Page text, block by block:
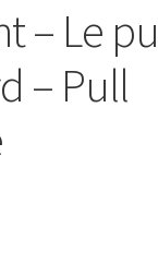
– Le
– Pull